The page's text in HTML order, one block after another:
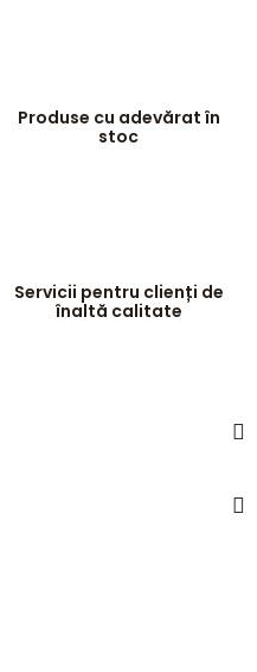
Produse cu adevărat în
stoc
Servicii pentru clienți de
înaltă calitate